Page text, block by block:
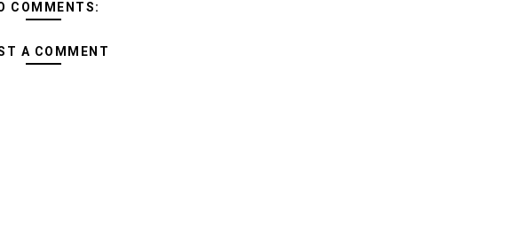
COMMENTS:
A COMMENT